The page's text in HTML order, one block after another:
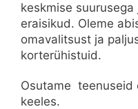
keskmise
eraisikud. Oleme
omavalitsust ja
korterühistuid.
Osutame teenuseid
keeles.